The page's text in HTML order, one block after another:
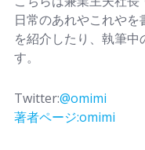
日常のあれやこれや
を紹介したり、執筆中
す。
Twitter:@omimi
著者ページ:omimi